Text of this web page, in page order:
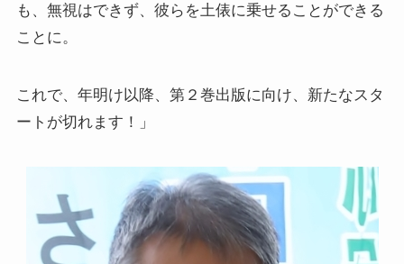
も、無視はできず、彼らを土俵に乗せることができる
ことに。
これで、年明け以降、第２巻出版に向け、新たなスタ
ートが切れます！」